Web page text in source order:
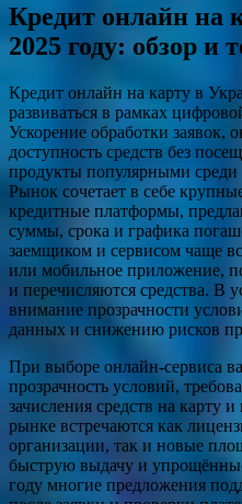
Кредит онлайн на
2025 году: обзор и
Кредит онлайн на карту в
развиваться в рамках
Ускорение обработки заявок,
доступность средств без
продукты популярными среди
Рынок сочетает в себе
кредитные платформы,
суммы, срока и графика
заемщиком и сервисом чаще
или мобильное приложение,
и перечисляются средства. В
внимание прозрачности
данных и снижению рисков
При выборе онлайн‑сервиса
прозрачность условий,
зачисления средств на карту
рынке встречаются как
организации, так и новые
быструю выдачу и
году многие предложения